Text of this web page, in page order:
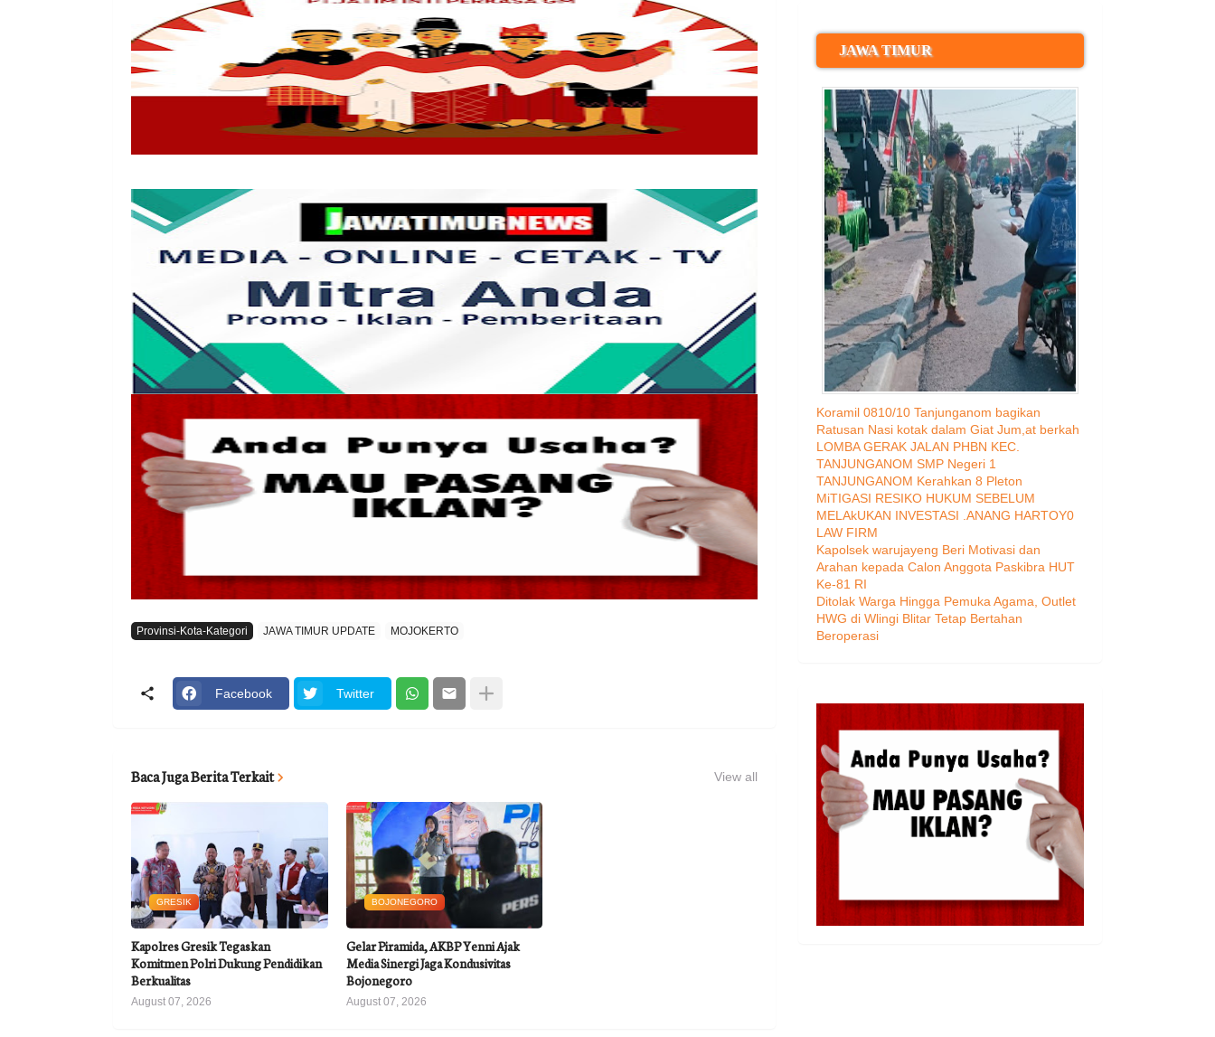
Provinsi-Kota-Kategori JAWA TIMUR UPDATE MOJOKERTO
Facebook Twitter
Baca Juga Berita Terkait View all
GRESIK
Kapolres Gresik Tegaskan
Komitmen Polri Dukung Pendidikan
Berkualitas
August 07, 2026
BOJONEGORO
Gelar Piramida, AKBP Yenni Ajak
Media Sinergi Jaga Kondusivitas
Bojonegoro
August 07, 2026
JAWA TIMUR
Koramil 0810/10 Tanjunganom bagikan
Ratusan Nasi kotak dalam Giat Jum,at berkah
LOMBA GERAK JALAN PHBN KEC.
TANJUNGANOM SMP Negeri 1
TANJUNGANOM Kerahkan 8 Pleton
MiTIGASI RESIKO HUKUM SEBELUM
MELAkUKAN INVESTASI .ANANG HARTOY0
LAW FIRM
Kapolsek warujayeng Beri Motivasi dan
Arahan kepada Calon Anggota Paskibra HUT
Ke-81 RI
Ditolak Warga Hingga Pemuka Agama, Outlet
HWG di Wlingi Blitar Tetap Bertahan
Beroperasi